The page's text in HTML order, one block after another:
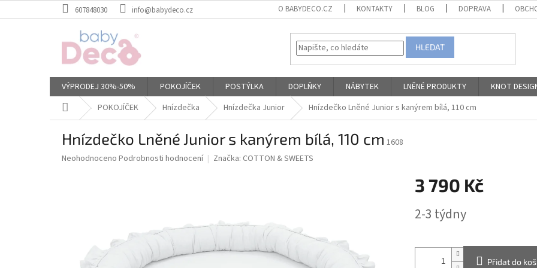
na
607848030 info@babydeco.cz O BABYDECO.CZ KONTAKTY BLOG DOPRAVA
HLEDAT
VÝPRODEJ 30%-50% POKOJÍČEK POSTÝLKA DOPLŇKY NÁBYTEK LNĚNÉ PRODUKTY KNOT
Domů POKOJÍČEK Hnízdečka Hnízdečka Junior Hnízdečko Lněné Junior s kanýrem bílá, 110 cm
Hnízdečko Lněné Junior s kanýrem bílá, 110 cm 1608
Průměrné
Neohodnoceno Podrobnosti hodnocení Značka: COTTON & SWEETS
3 790 Kč
cena:
2-3 týdny
Přidat do